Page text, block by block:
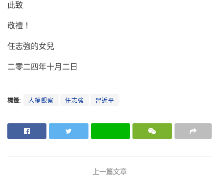
此致
敬禮！
任志強的女兒
二零二四年十月二日
標籤: 人權觀察 任志強 習近平
上一篇文章